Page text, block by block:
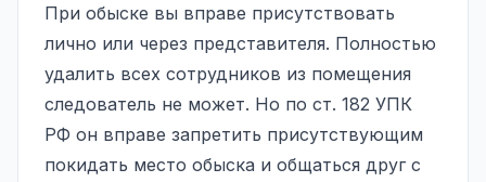
При обыске вы вправе присутствовать
лично или через представителя. Полностью
удалить всех сотрудников из помещения
следователь не может. Но по ст. 182 УПК
РФ он вправе запретить присутствующим
покидать место обыска и общаться друг с